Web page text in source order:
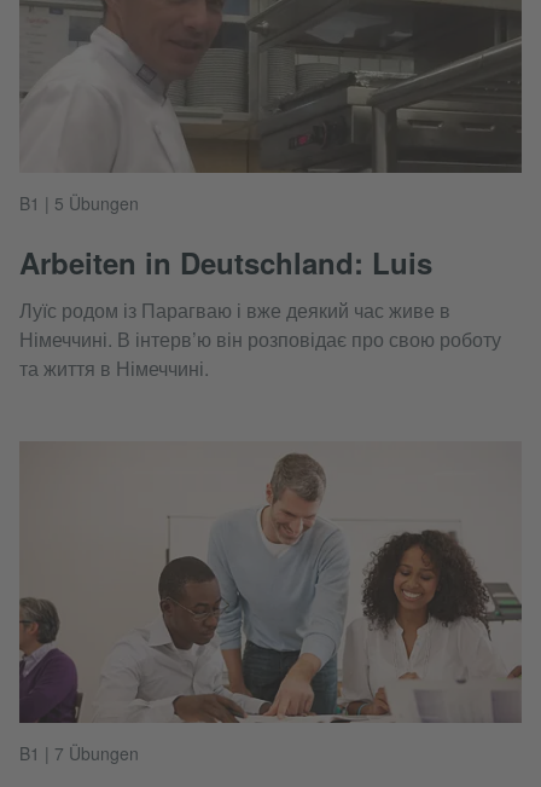
B1 | 5 Übungen
Arbeiten in Deutschland: Luis
Луїс родом із Парагваю і вже деякий час живе в
Німеччині. В інтерв’ю він розповідає про свою роботу
та життя в Німеччині.
B1 | 7 Übungen